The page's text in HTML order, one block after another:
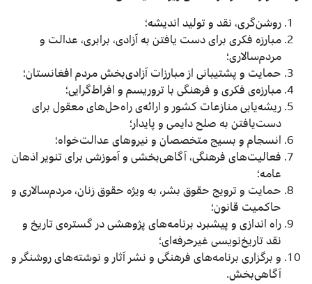
روشن‌گری، نقد و تولید اندیشه؛
مبارزه فکری برای دست ‌یافتن به آزادی، برابری، عدالت و
مردم‌سالاری؛
حمایت و پشتیبانی از مبارزات آزادی‌بخش مردم افغانستان؛
مبارزه‌ی فکری و فرهنگی با تروریسم و افراط‌‌گرایی؛
ریشه‌یابی منازعات کشور و ارائه‌‌ی راه‌‌حل‌های معقول‌ برای
دست‌یافتن به صلح دایمی و پایدار؛
انسجام و بسیج متخصصان و نیروهای عدالت‌خواه؛
فعالیت‌های فرهنگی، آگاهی‌بخشی و آموزشی برای تنویر اذهان
عامه؛
حمایت و ترویج حقوق بشر، به ویژه حقوق زنان، مردم‌سالاری و
حاکمیت قانون؛
راه اندازی و پیشبرد برنامه‌های پژوهشی در گستره‌ی تاریخ و
نقد تاریخ‌نویسی غیرحرفه‌ای؛
و برگزاری برنامه‌های فرهنگی و نشر آثار و نوشته‌های روشنگر و
آگاهی‌بخش.